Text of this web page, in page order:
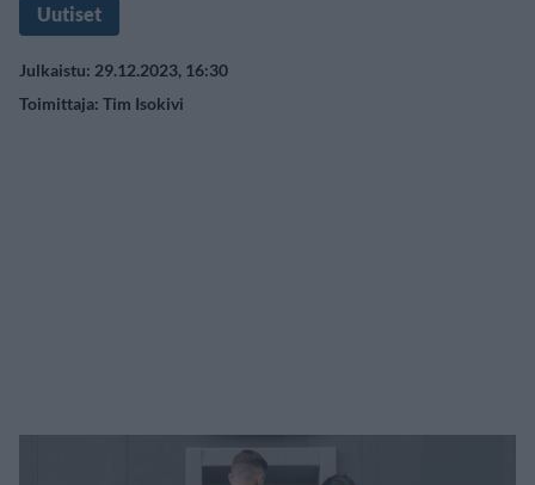
Uutiset
Julkaistu: 29.12.2023, 16:30
Toimittaja: Tim Isokivi